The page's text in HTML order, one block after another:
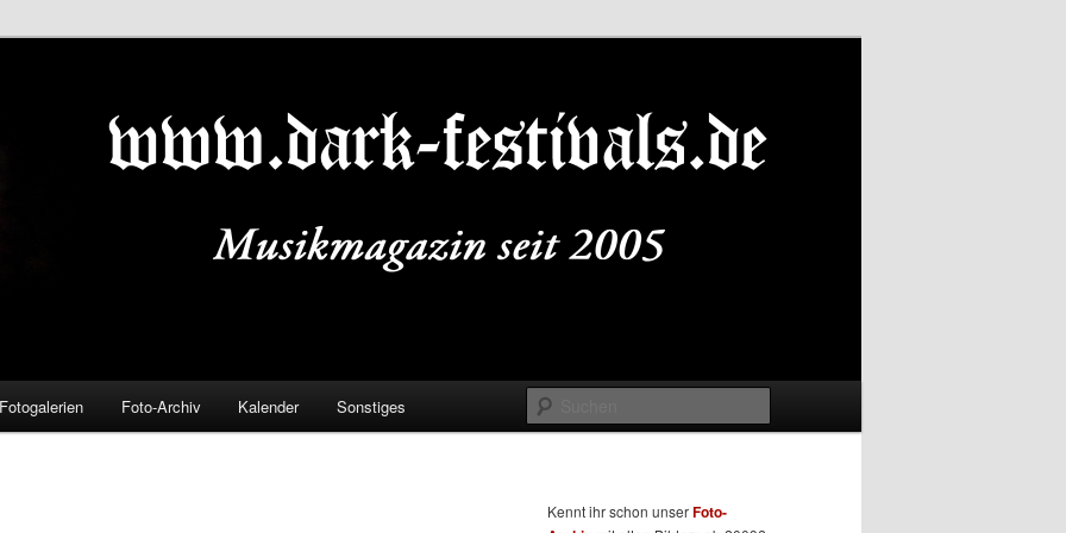
Fotogalerien Foto-Archiv Kalender Sonstiges
Kennt ihr schon unserFoto-